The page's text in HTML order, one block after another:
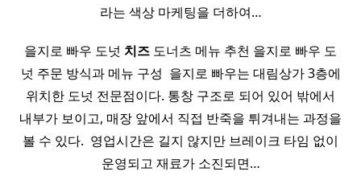
라는 색상 마케팅을 더하여…
을지로 빠우 도넛 치즈 도너츠 메뉴 추천 을지로 빠우 도
넛 주문 방식과 메뉴 구성 ​ 을지로 빠우는 대림상가 3층에
위치한 도넛 전문점이다. 통창 구조로 되어 있어 밖에서
내부가 보이고, 매장 앞에서 직접 반죽을 튀겨내는 과정을
볼 수 있다. ​ 영업시간은 길지 않지만 브레이크 타임 없이
운영되고 재료가 소진되면…